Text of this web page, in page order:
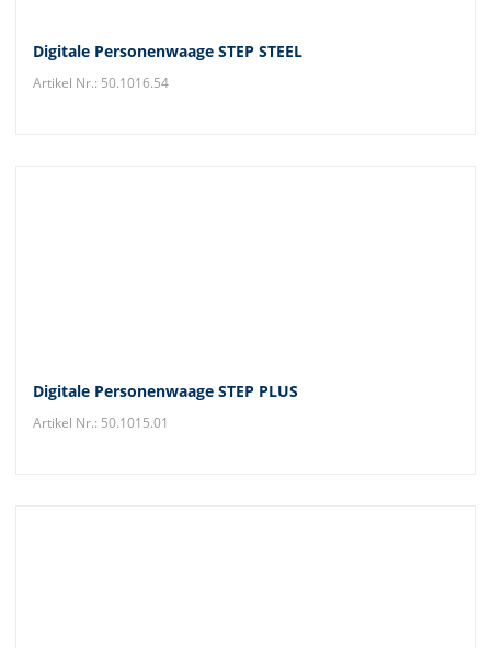
Digitale Personenwaage STEP STEEL
Artikel Nr.: 50.1016.54
Digitale Personenwaage STEP PLUS
Artikel Nr.: 50.1015.01